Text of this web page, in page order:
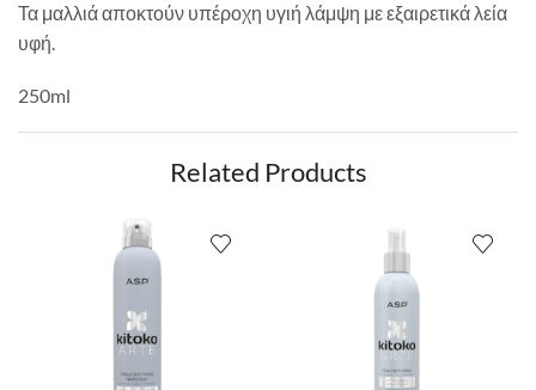
Τα μαλλιά αποκτούν υπέροχη υγιή λάμψη με εξαιρετικά λεία
υφή.
250ml
Related Products